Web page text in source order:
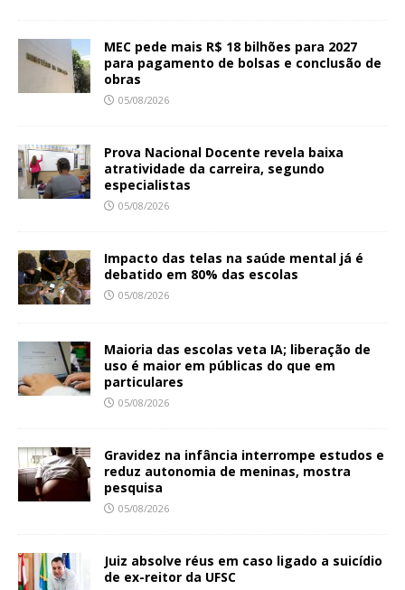
MEC pede mais R$ 18 bilhões para 2027
para pagamento de bolsas e conclusão de
obras
05/08/2026
Prova Nacional Docente revela baixa
atratividade da carreira, segundo
especialistas
05/08/2026
Impacto das telas na saúde mental já é
debatido em 80% das escolas
05/08/2026
Maioria das escolas veta IA; liberação de
uso é maior em públicas do que em
particulares
05/08/2026
Gravidez na infância interrompe estudos e
reduz autonomia de meninas, mostra
pesquisa
05/08/2026
Juiz absolve réus em caso ligado a suicídio
de ex-reitor da UFSC